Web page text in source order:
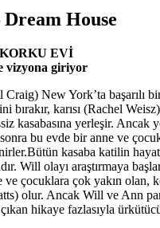
House
EVİ
vizyona giriyor
New York’ta başarılı
bırakır, karısı (Rachel
kasabasına yerleşir. Ancak
bu evde bir anne ve
kasaba katilin
Will olayı araştırmaya
ve çocuklara çok yakın olan,
olur. Ancak Will ve Ann
hikaye fazlasıyla